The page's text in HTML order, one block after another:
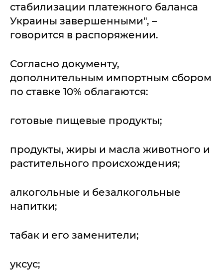
стабилизации платежного баланса
Украины завершенными", –
говорится в распоряжении.
Согласно документу,
дополнительным импортным сбором
по ставке 10% облагаются:
готовые пищевые продукты;
продукты, жиры и масла животного и
растительного происхождения;
алкогольные и безалкогольные
напитки;
табак и его заменители;
уксус;